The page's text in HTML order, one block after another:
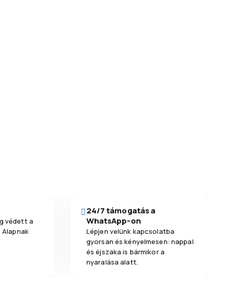
védett a
24/7 támogatás a
WhatsApp-on
Lépjen velünk kapcsolatba
gyorsan és kényelmesen: nappal
és éjszaka is bármikor a
nyaralása alatt.